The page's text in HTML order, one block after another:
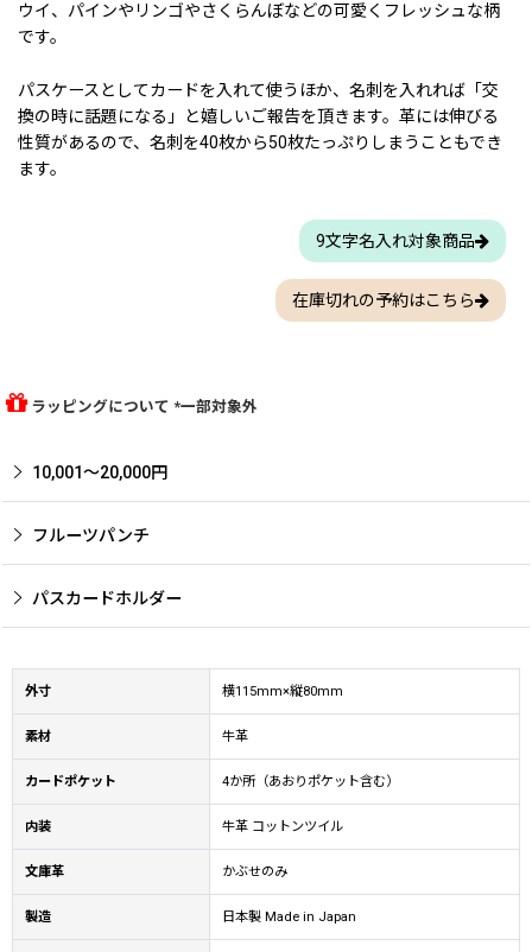
ウイ、パインやリンゴやさくらんぼなどの可愛くフレッシュな柄
です。
パスケースとしてカードを入れて使うほか、名刺を入れれば「交
換の時に話題になる」と嬉しいご報告を頂きます。革には伸びる
性質があるので、名刺を40枚から50枚たっぷりしまうこともでき
ます。
9文字名入れ対象商品
在庫切れの予約はこちら
ラッピングについて *一部対象外
10,001〜20,000円
フルーツパンチ
パスカードホルダー
外寸 横115mm×縦80mm
素材 牛革
カードポケット 4か所（あおりポケット含む）
内装 牛革 コットンツイル
文庫革 かぶせのみ
製造 日本製 Made in Japan